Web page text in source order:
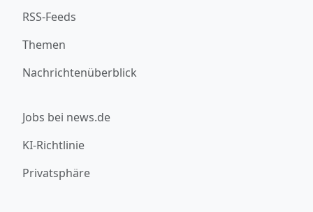
RSS-Feeds
Themen
Nachrichtenüberblick
Jobs bei news.de
KI-Richtlinie
Privatsphäre